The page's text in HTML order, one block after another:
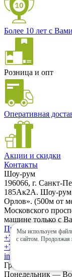
Более 10 лет с Вами
Розница и опт
Оперативная
Акции и скидки
Контакты
Шоу-рум
196066, г. Санкт-
185Ак2А. Шоу-рум
Орлов». (500м от
Московского
машине только с
Проложить
+7 (962) 343-21-12
+7 (812) 985-58-85
info@ceramic-
График работы шоу-
Понедельник —
Мы используем
с сайтом. Продолжая